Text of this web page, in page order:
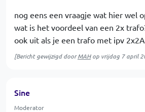
nog eens een vraagje wat hier wel
wat is het voordeel van een 2x
ook uit als je een trafo met ipv
[Bericht gewijzigd doorMAHop vrijdag 7 april
Sine
Moderator